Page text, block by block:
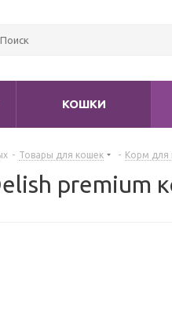
КОШКИ
- Товары для кошек - Корм для
premium